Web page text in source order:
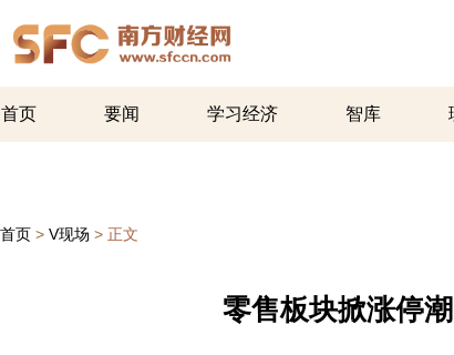
首页 要闻 学习经济 智库
首页 > V现场 > 正文
零售板块掀涨停